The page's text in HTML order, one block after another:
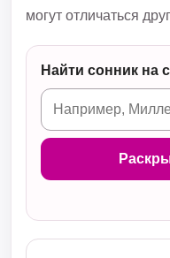
могут отличаться
Найти сонник на